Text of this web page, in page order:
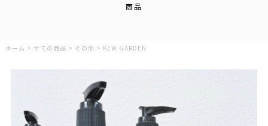
ホーム > 全ての商品 > その他 > KEW GARDEN
商品